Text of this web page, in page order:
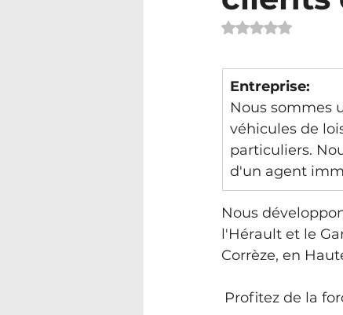
Noté NaN
Entreprise:
Nous sommes
véhicules de
particuliers.
d'un agent
Nous
l'Hérault et le
Corrèze, en
Profitez de la